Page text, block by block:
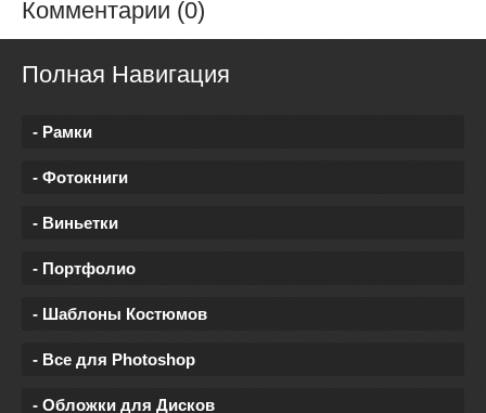
Комментарии (0)
Полная Навигация
- Рамки
- Фотокниги
- Виньетки
- Портфолио
- Шаблоны Костюмов
- Все для Photoshop
- Обложки для Дисков